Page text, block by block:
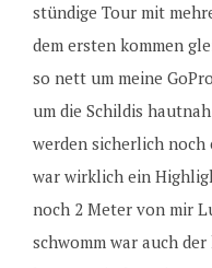
stündige Tour mit
dem ersten kommen
so nett um meine
um die Schildis
werden sicherlich
war wirklich ein
noch 2 Meter von mir
schwomm war auch